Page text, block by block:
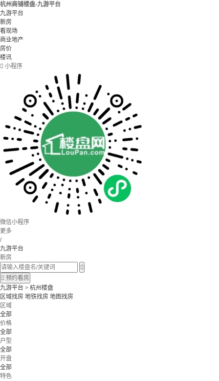
杭州商铺楼盘-九游平台
九游平台
新房
看现场
商业地产
房价
楼讯
 小程序
微信小程序
更多
/
九游平台
新房

 预约看房
九游平台 > 杭州楼盘
区域找房 地铁找房 地图找房
区域
全部
价格
全部
户型
全部
开盘
全部
特色